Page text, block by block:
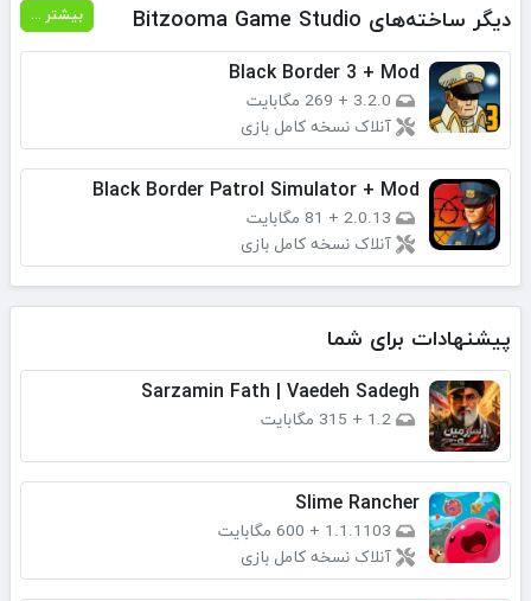
دیگر ساخته‌های Bitzooma Game Studio بیشتر ...
Black Border 3 + Mod
3.2.0
+ 269 مگابایت
آنلاک نسخه کامل بازی
Black Border Patrol Simulator + Mod
2.0.13
+ 81 مگابایت
آنلاک نسخه کامل بازی
پیشنهادات برای شما
Sarzamin Fath | Vaedeh Sadegh
1.2
+ 315 مگابایت
Slime Rancher
1.1.1103
+ 600 مگابایت
آنلاک نسخه کامل بازی